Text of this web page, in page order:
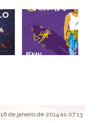
16 de janeiro de 2014 às 07:13